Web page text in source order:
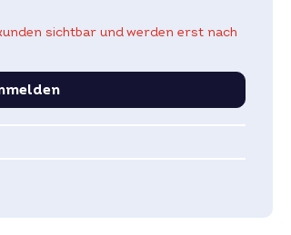
sichtbar und werden erst nach